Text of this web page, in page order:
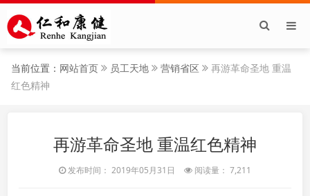
当前位置： 网站首页 员工天地 营销省区
再游革命圣地 重温
红色精神
再游革命圣地 重温红色精神
发布时间： 2019年05月31日 阅读量： 7,211